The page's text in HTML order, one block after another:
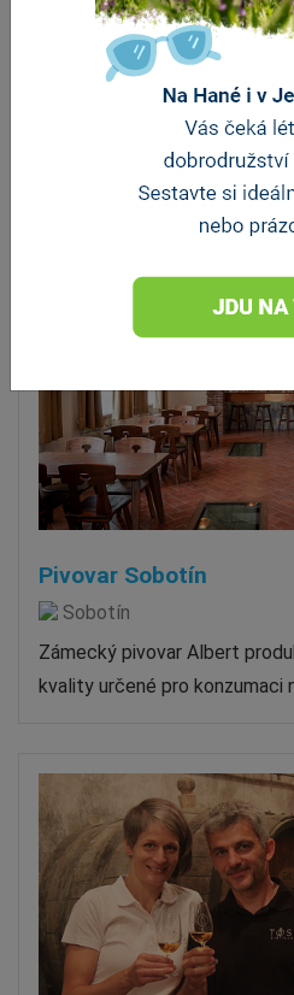
Tvarůžková cukrárna
Tahle jedinečná cukrárna se
moučníků a dortů z
Pivovar Sobotín
Sobotín
Zámecký pivovar Albert
kvality určené pro konzumaci